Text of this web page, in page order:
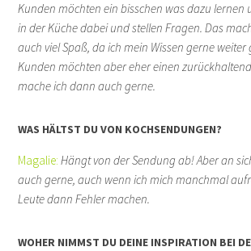
Kunden möchten ein bisschen was dazu lernen
in der Küche dabei und stellen Fragen. Das
auch viel Spaß, da ich mein Wissen gerne weiter
Kunden möchten aber eher einen
mache ich dann auch gerne.
WAS HÄLTST DU VON KOCHSENDUNGEN?
Magalie: Hängt von der Sendung ab! Aber an
auch gerne, auch wenn ich mich manchmal
Leute dann Fehler machen.
WOHER NIMMST DU DEINE INSPIRATION BEI